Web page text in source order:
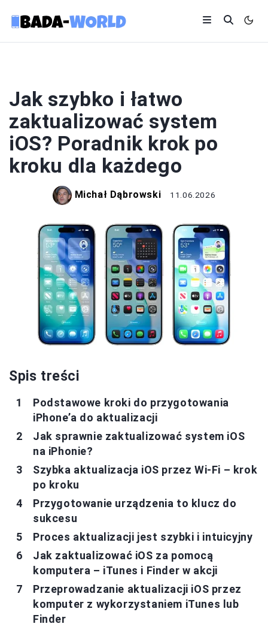
Jak szybko i łatwo
zaktualizować system
iOS? Poradnik krok po
kroku dla każdego
Michał Dąbrowski 11.06.2026
Spis treści
Podstawowe kroki do przygotowania
iPhone’a do aktualizacji
Jak sprawnie zaktualizować system iOS
na iPhonie?
Szybka aktualizacja iOS przez Wi-Fi – krok
po kroku
Przygotowanie urządzenia to klucz do
sukcesu
Proces aktualizacji jest szybki i intuicyjny
Jak zaktualizować iOS za pomocą
komputera – iTunes i Finder w akcji
Przeprowadzanie aktualizacji iOS przez
komputer z wykorzystaniem iTunes lub
Finder